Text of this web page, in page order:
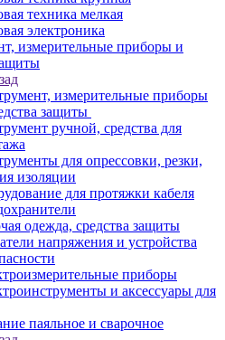
техника мелкая
электроника
измерительные приборы и
измерительные приборы
защиты
ручной, средства для
для опрессовки, резки,
изоляции
для протяжки кабеля
одежда, средства защиты
напряжения и устройства
приборы
и аксессуары для
паяльное и сварочное